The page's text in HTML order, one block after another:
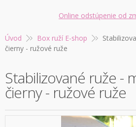
Online odstúpenie od
Úvod Box ruží E-shop
čierny - ružové ruže
Stabilizované ruže -
čierny - ružové ruže